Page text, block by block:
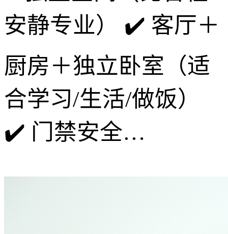
安静专业） ✔️ 客厅＋
厨房＋独立卧室（适
合学习/生活/做饭）
✔️ 门禁安全…